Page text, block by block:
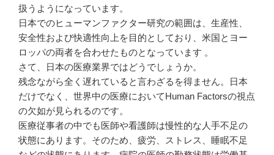
扱うようになっています。
日本でのヒューマンファクター研究の範囲は、生産性、
安全性および快適性向上を目的としており、米国とヨー
ロッパの両者を合わせたものとなっています 。
さて、日本の医療業界ではどうでしょうか。
残念ながら全く遅れていると言わざるを得ません。日本
だけでなく、世界中の医療においてHuman Factorsの視点
の欠如が見られるのです。
医療従事者の中でも医師や看護師は慢性的な人手不足の
状態にあります。そのため、疲労、ストレス、睡眠不足